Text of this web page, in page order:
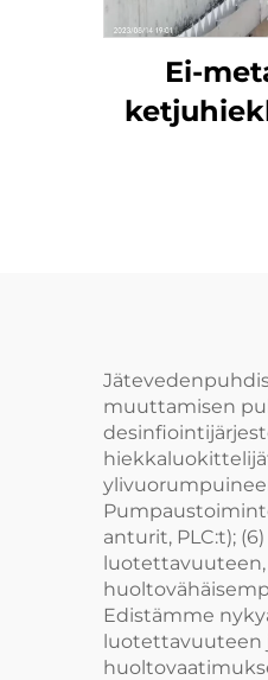
Ei-
muuttamisen
anturit, PLC:t);
luotettavuuteen,
Edistämme
luotettavuuteen